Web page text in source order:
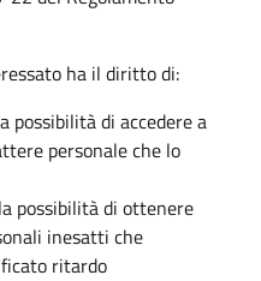
ha il diritto di:
possibilità di accedere a
personale che lo
possibilità di ottenere
inesatti che
ritardo